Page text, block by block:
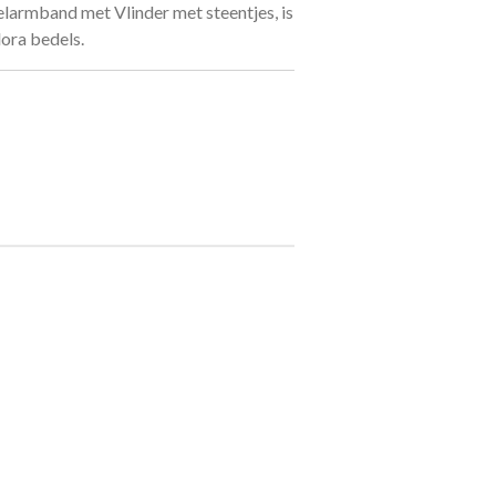
met Vlinder met steentjes, is
bedels.